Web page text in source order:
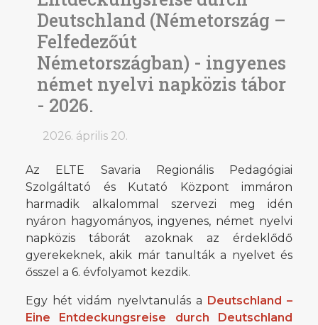
Deutschland (Németország –
Felfedezőút
Németországban) - ingyenes
német nyelvi napközis tábor
- 2026.
2026. április 20.
Az ELTE Savaria Regionális Pedagógiai
Szolgáltató és Kutató Központ immáron
harmadik alkalommal szervezi meg idén
nyáron hagyományos, ingyenes, német nyelvi
napközis táborát azoknak az érdeklődő
gyerekeknek, akik már tanulták a nyelvet és
ősszel a 6. évfolyamot kezdik.
Egy hét vidám nyelvtanulás a Deutschland –
Eine Entdeckungsreise durch Deutschland